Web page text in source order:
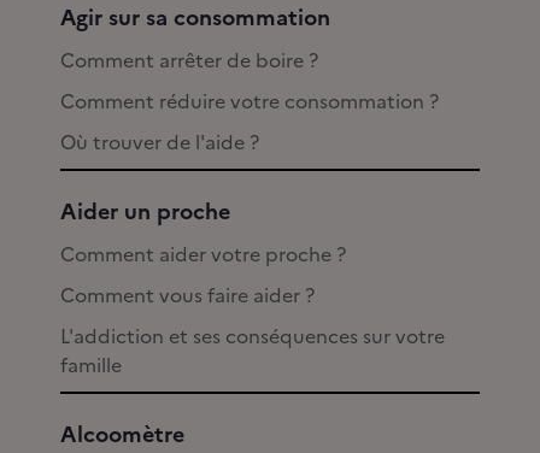
Agir sur sa consommation
Comment arrêter de boire ?
Comment réduire votre consommation ?
Où trouver de l'aide ?
Aider un proche
Comment aider votre proche ?
Comment vous faire aider ?
L'addiction et ses conséquences sur votre
famille
Alcoomètre